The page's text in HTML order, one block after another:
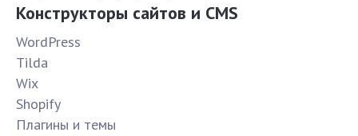
Конструкторы сайтов и CMS
WordPress
Tilda
Wix
Shopify
Плагины и темы